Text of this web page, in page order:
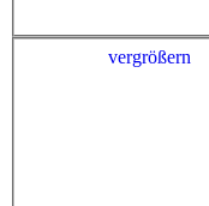
vergrößern